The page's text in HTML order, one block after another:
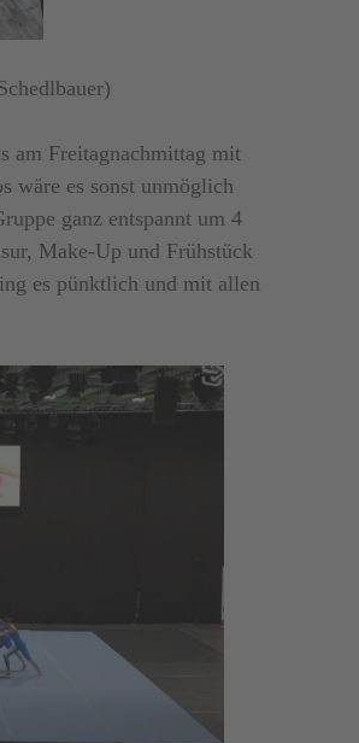
am Freitagnachmittag mit
wäre es sonst unmöglich
ganz entspannt um 4
Make-Up und Frühstück
es pünktlich und mit allen